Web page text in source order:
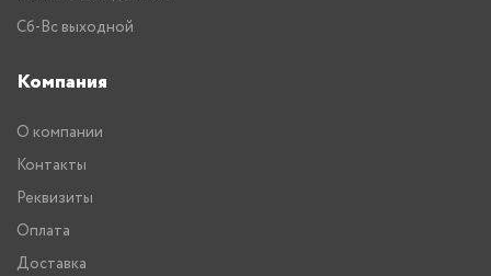
Сб-Вс выходной
Компания
О компании
Контакты
Реквизиты
Оплата
Доставка